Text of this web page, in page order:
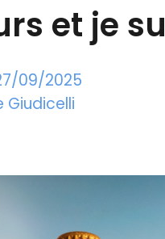
et je
09/2025
Giudicelli